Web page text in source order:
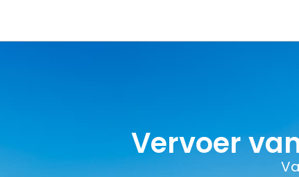
Vervoer